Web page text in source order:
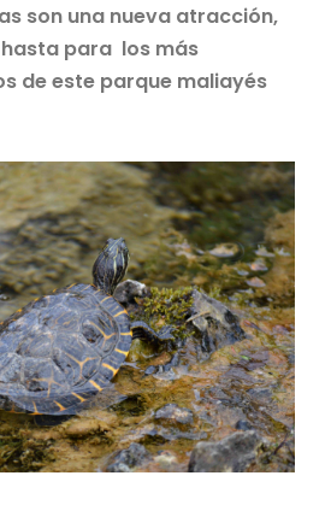
son una nueva atracción,
para los más
de este parque maliayés